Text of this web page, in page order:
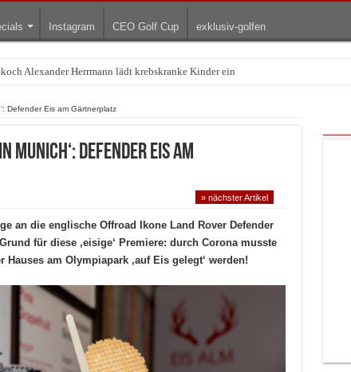
Instagram CEO Golf Cup exklusiv-golfen
Alexander Herrmann lädt krebskranke Kinder ein
der Lingerie-Branche wurde
Defender Eis am Gärtnerplatz
munich‘: Defender Eis am
» nächster Artikel
an die englische Offroad Ikone Land Rover Defender
für diese ‚eisige‘ Premiere: durch Corona musste
am Olympiapark ‚auf Eis gelegt‘ werden!